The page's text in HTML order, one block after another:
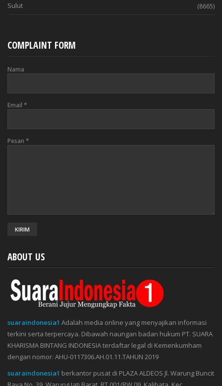
Sulut (8665)
COMPLAINT FORM
Nama
Email *
Pesan *
ABOUT US
suaraindonesia1 Adalah media online yang menyajikan informasi
terkini serta terpercaya. Dibawah naungan badan hukum PT. SUARA
KHARISMA BINTANG INDONESIA terdaftar legal di Kemenkumham
dengan nomor: AHU-0117306.AH.01.11.TAHUN 2019
suaraindonesia1 berkantor pusat di PLAZA ALDEOS Jl. Warung Buncit